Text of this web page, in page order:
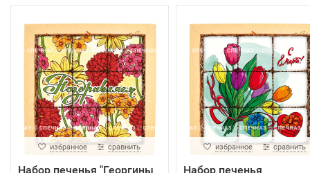
избранное сравнить
Набор печенья "Георгины
избранное сравнить
Набор печенья